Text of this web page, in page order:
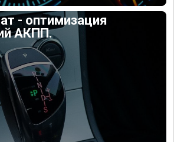
- оптимизация
АКПП.